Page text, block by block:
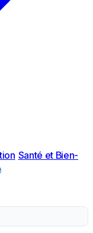
Santé et Bien-